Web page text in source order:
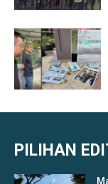
PILIHAN